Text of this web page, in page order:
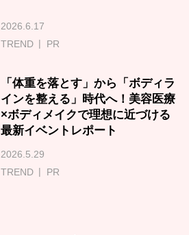
2026.6.17
TREND
PR
「体重を落とす」から「ボディラ
インを整える」時代へ！美容医療
×ボディメイクで理想に近づける
最新イベントレポート
2026.5.29
TREND
PR